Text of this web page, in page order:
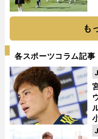
も
各スポーツコラム記事